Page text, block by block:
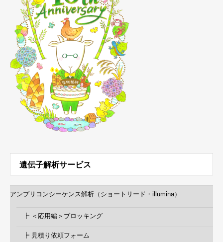
遺伝子解析サービス
アンプリコンシーケンス解析（ショートリード・illumina）
┣ ＜応用編＞ブロッキング
┣ 見積り依頼フォーム